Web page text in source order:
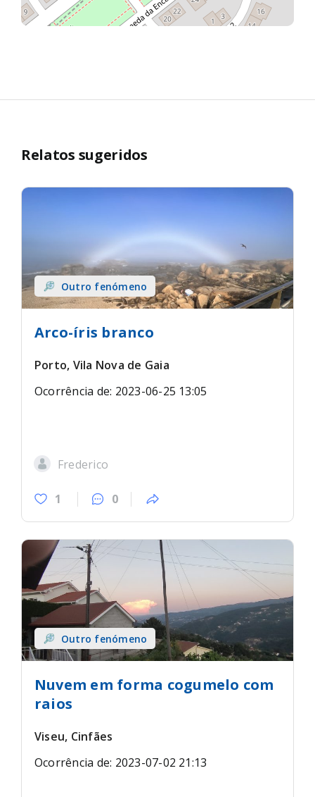
Relatos sugeridos
Outro fenómeno
Arco-íris branco
Porto, Vila Nova de Gaia
Ocorrência de: 2023-06-25 13:05
Frederico
1 0
Outro fenómeno
Nuvem em forma cogumelo com
raios
Viseu, Cinfães
Ocorrência de: 2023-07-02 21:13